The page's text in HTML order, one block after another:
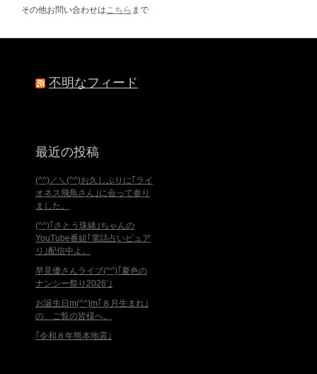
その他お問い合わせはこちら まで
不明なフィード
最近の投稿
(^^)／＼(^^)お久しぶりに｢ライ
オネス飛鳥さん｣に会って参り
ました。
(^^)｢さとう珠緒｣ちゃんの
YouTube番組｢電話占いピュア
リ｣配信中よ。
早見優さんライブ(^^)｢夏色の
ナンシー祭り2026’｣
お誕生日m(^^)m｢８月生まれ｣
の、ご覧の皆様へ。
｢令和８年熊本地震｣